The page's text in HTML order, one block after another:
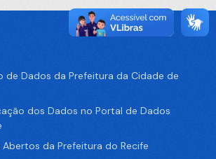
de Dados da Prefeitura da Cidade de
dos Dados no Portal de Dados
da Prefeitura do Recife